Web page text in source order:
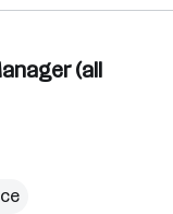
(all